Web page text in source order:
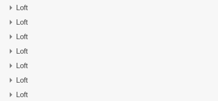
Loft
Loft
Loft
Loft
Loft
Loft
Loft